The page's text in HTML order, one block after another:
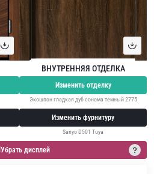
ВНУТРЕННЯЯ ОТДЕЛКА
Изменить отделку
Экошпон гладкая дуб сонома темный 2775
Изменить фурнитуру
Sanyo D501 Tuya
Убрать дисплей